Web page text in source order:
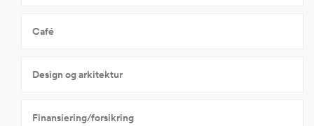
Café
Design og arkitektur
Finansiering/forsikring